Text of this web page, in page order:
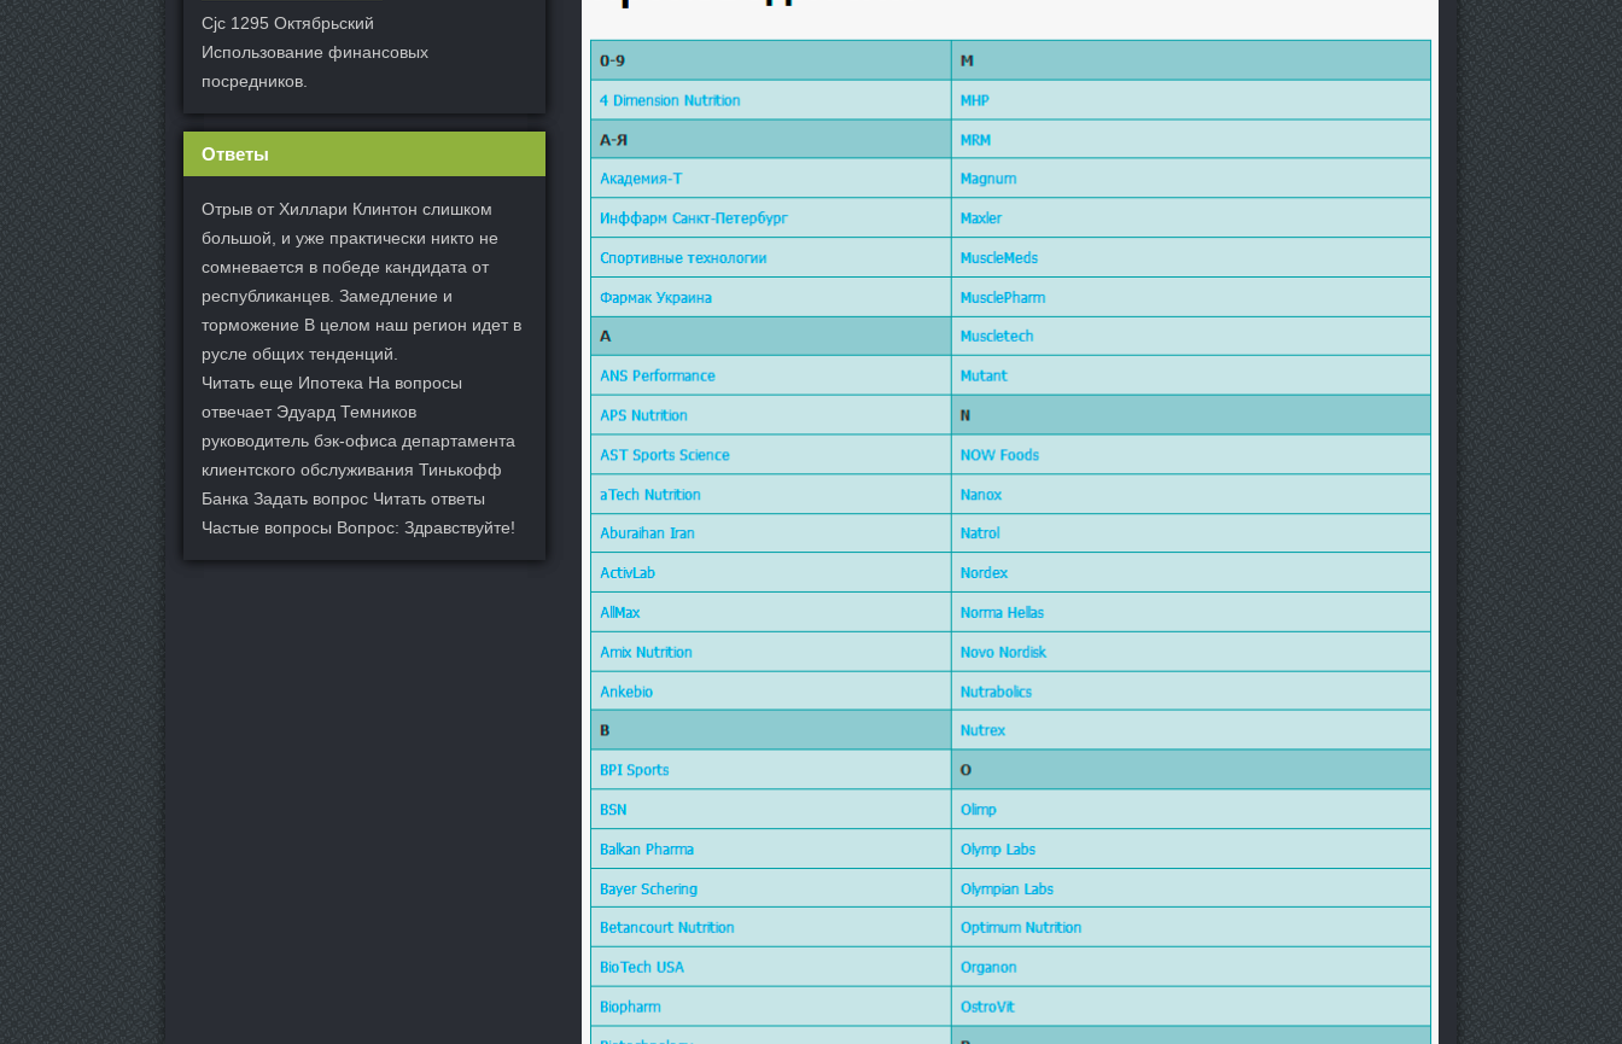
Cjc 1295 Октябрьский
Использование финансовых
посредников.
Ответы
Отрыв от Хиллари Клинтон слишком
большой, и уже практически никто не
сомневается в победе кандидата от
республиканцев. Замедление и
торможение В целом наш регион идет в
русле общих тенденций.
Читать еще Ипотека На вопросы
отвечает Эдуард Темников
руководитель бэк-офиса департамента
клиентского обслуживания Тинькофф
Банка Задать вопрос Читать ответы
Частые вопросы Вопрос: Здравствуйте!